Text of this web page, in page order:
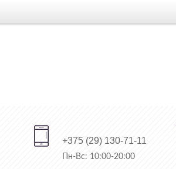
+375 (29) 130-71-11
Пн-Вс: 10:00-20:00